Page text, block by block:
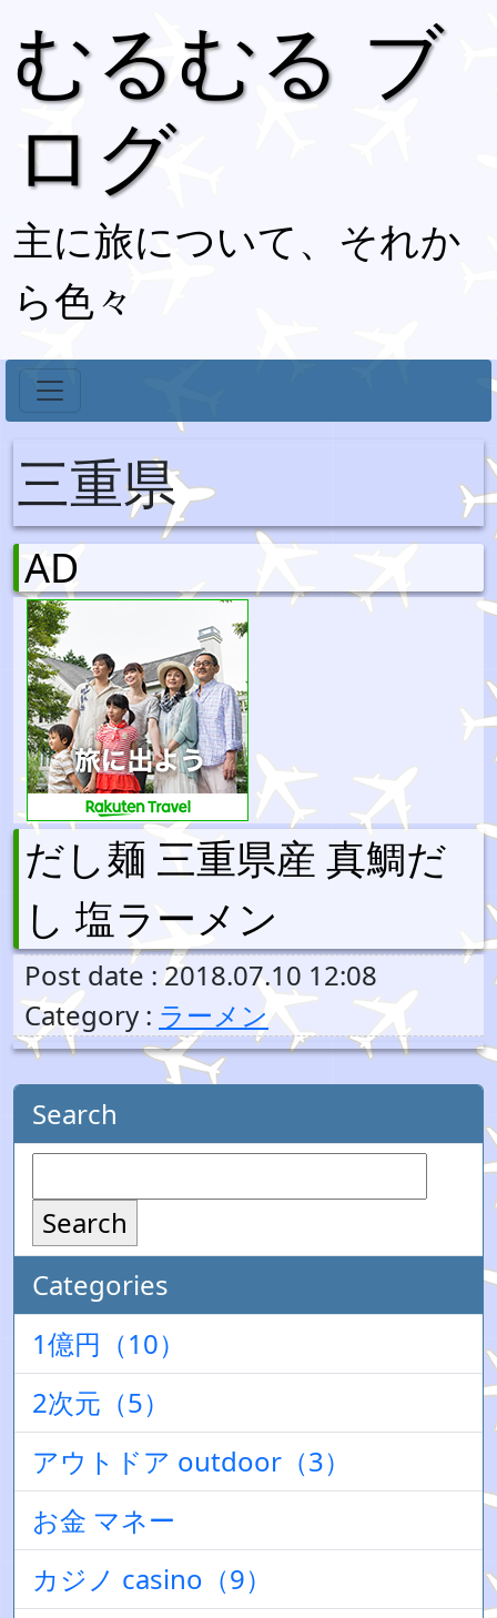
むるむる ブ
ログ
主に旅について、それか
ら色々
三重県
AD
だし麺 三重県産 真鯛だ
し 塩ラーメン
Post date : 2018.07.10 12:08
Category : ラーメン
Search
Search
Categories
1億円（10）
2次元（5）
アウトドア outdoor（3）
お金 マネー
カジノ casino（9）